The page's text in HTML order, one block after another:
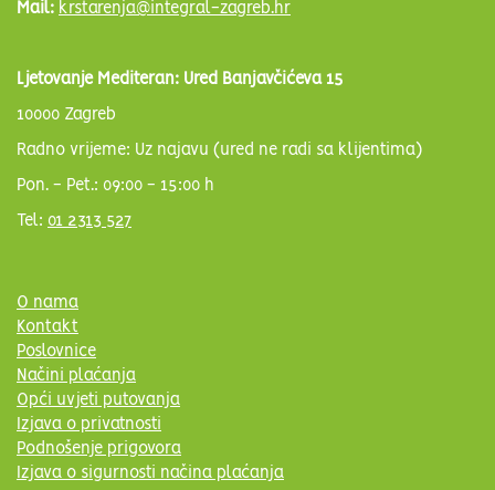
Mail: krstarenja@integral-zagreb.hr
Ljetovanje Mediteran: Ured Banjavčićeva 15
10000 Zagreb
Radno vrijeme: Uz najavu (ured ne radi sa klijentima)
Pon. - Pet.: 09:00 - 15:00 h
Tel: 01 2313 527
O nama
Kontakt
Poslovnice
Načini plaćanja
Opći uvjeti putovanja
Izjava o privatnosti
Podnošenje prigovora
Izjava o sigurnosti načina plaćanja